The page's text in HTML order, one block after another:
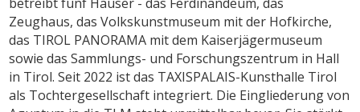
Zeughaus, das Volkskunstmuseum mit der Hofkirche,
das TIROL PANORAMA mit dem Kaiserjägermuseum
sowie das Sammlungs- und Forschungszentrum in Hall
in Tirol. Seit 2022 ist das TAXISPALAIS-Kunsthalle Tirol
als Tochtergesellschaft integriert. Die Eingliederung von